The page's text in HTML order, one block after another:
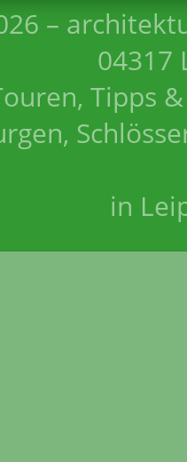
–
04317
Tipps
in